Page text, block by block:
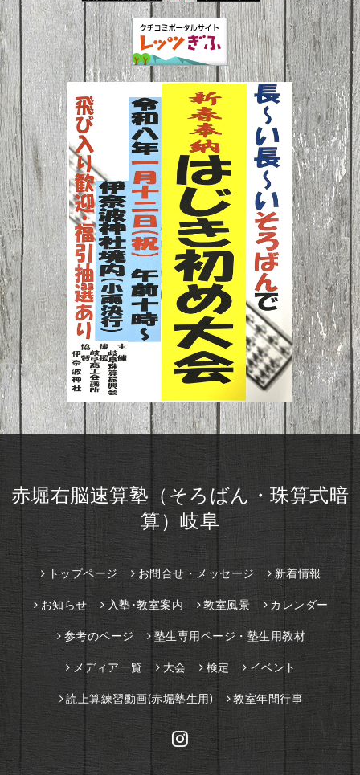
赤堀右脳速算塾（そろばん・珠算式暗
算）岐阜
トップページ お問合せ・メッセージ 新着情報
お知らせ 入塾･教室案内 教室風景 カレンダー
参考のページ 塾生専用ページ・塾生用教材
メディア一覧 大会 検定 イベント
読上算練習動画(赤堀塾生用) 教室年間行事